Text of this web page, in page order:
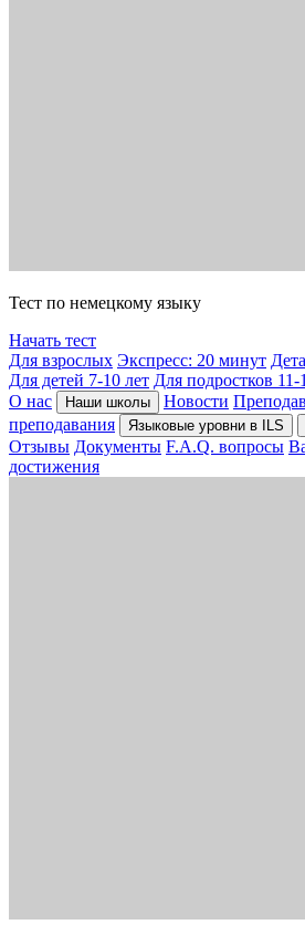
Тест по немецкому языку
Начать тест
Для взрослых Экспресс: 20 минут
Для детей 7-10 лет Для подростков 11-
О нас
Наши школы Новости
преподавания
Языковые уровни в ILS
Отзывы Документы F.A.Q. вопросы
достижения